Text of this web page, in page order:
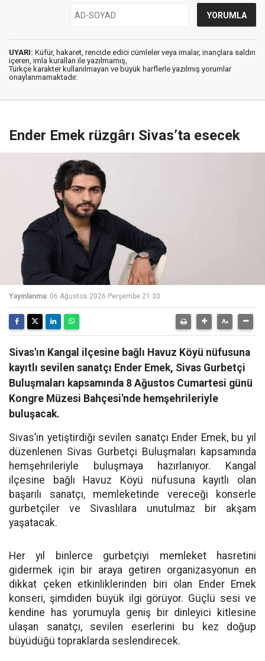
UYARI: Küfür, hakaret, rencide edici cümleler veya imalar, inançlara saldırı
içeren, imla kuralları ile yazılmamış,
Türkçe karakter kullanılmayan ve büyük harflerle yazılmış yorumlar
onaylanmamaktadır.
Ender Emek rüzgârı Sivas’ta esecek
Yayınlanma: 06 Ağustos 2026 Perşembe 21:30
Sivas'ın Kangal ilçesine bağlı Havuz Köyü nüfusuna
kayıtlı sevilen sanatçı Ender Emek, Sivas Gurbetçi
Buluşmaları kapsamında 8 Ağustos Cumartesi günü
Kongre Müzesi Bahçesi'nde hemşehrileriyle
buluşacak.
Sivas’ın yetiştirdiği sevilen sanatçı Ender Emek, bu yıl
düzenlenen Sivas Gurbetçi Buluşmaları kapsamında
hemşehrileriyle buluşmaya hazırlanıyor. Kangal
ilçesine bağlı Havuz Köyü nüfusuna kayıtlı olan
başarılı sanatçı, memleketinde vereceği konserle
gurbetçiler ve Sivaslılara unutulmaz bir akşam
yaşatacak.
Her yıl binlerce gurbetçiyi memleket hasretini
gidermek için bir araya getiren organizasyonun en
dikkat çeken etkinliklerinden biri olan Ender Emek
konseri, şimdiden büyük ilgi görüyor. Güçlü sesi ve
kendine has yorumuyla geniş bir dinleyici kitlesine
ulaşan sanatçı, sevilen eserlerini bu kez doğup
büyüdüğü topraklarda seslendirecek.